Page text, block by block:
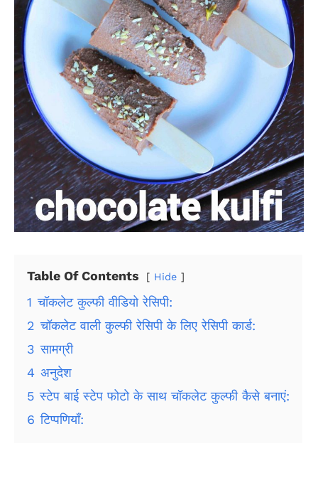
Table Of Contents Hide
1 चॉकलेट कुल्फी वीडियो रेसिपी:
2 चॉकलेट वाली कुल्फी रेसिपी के लिए रेसिपी कार्ड:
3 सामग्री
4 अनुदेश
5 स्टेप बाई स्टेप फोटो के साथ चॉकलेट कुल्फी कैसे बनाएं:
6 टिप्पणियाँ: